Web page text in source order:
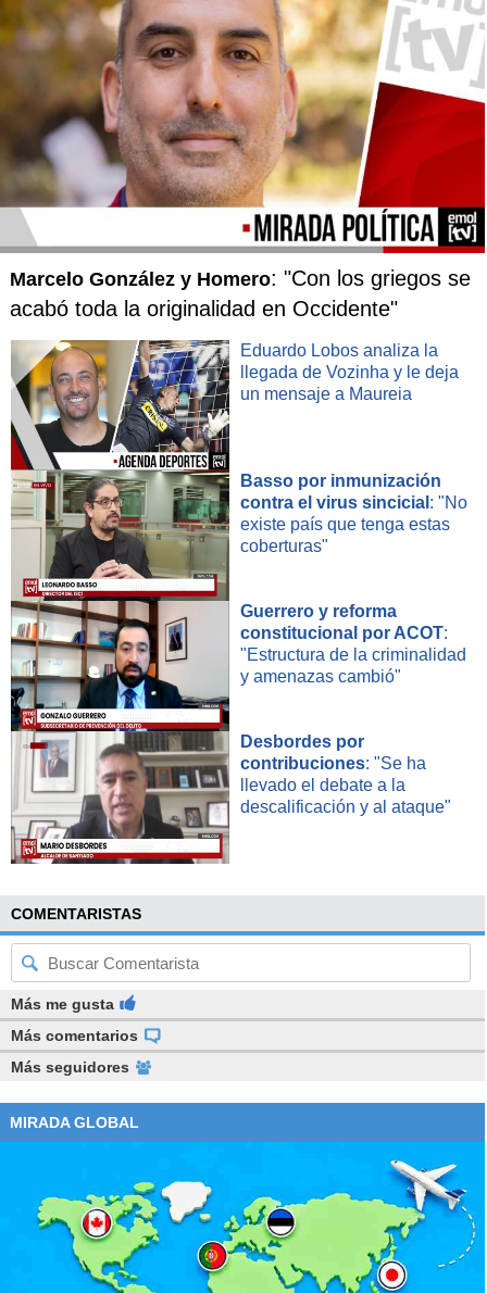
Marcelo González y Homero: "Con los griegos se
acabó toda la originalidad en Occidente"
Eduardo Lobos analiza la
llegada de Vozinha y le deja
un mensaje a Maureia
Basso por inmunización
contra el virus sincicial : "No
existe país que tenga estas
coberturas"
Guerrero y reforma
constitucional por ACOT:
"Estructura de la criminalidad
y amenazas cambió"
Desbordes por
contribuciones: "Se ha
llevado el debate a la
descalificación y al ataque"
COMENTARISTAS
Más me gusta
Más comentarios
Más seguidores
MIRADA GLOBAL